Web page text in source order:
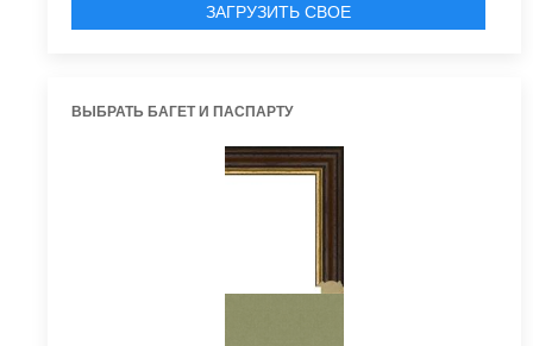
ЗАГРУЗИТЬ СВОЕ
ВЫБРАТЬ БАГЕТ И ПАСПАРТУ